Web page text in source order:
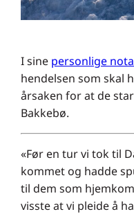
I sine personlige
hendelsen som skal
årsaken for at de
Bakkebø.
«Før en tur vi tok til
kommet og hadde
til dem som
visste at vi pleide å